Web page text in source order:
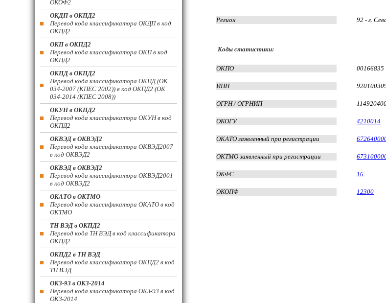
Регион 92 - г.
Коды статистики:
ОКПО 00166835
ИНН
ОГРН / ОГРНИП
ОКОГУ 4210014
ОКАТО заявленный при регистрации
ОКТМО заявленный при регистрации
ОКФС 16
ОКОПФ 12300
ОКОФ2
ОКДП в ОКПД2
Перевод кода классификатора ОКДП в код
ОКПД2
ОКП в ОКПД2
Перевод кода классификатора ОКП в код
ОКПД2
ОКПД в ОКПД2
Перевод кода классификатора ОКПД (ОК
034-2007 (КПЕС 2002)) в код ОКПД2 (ОК
034-2014 (КПЕС 2008))
ОКУН в ОКПД2
Перевод кода классификатора ОКУН в код
ОКПД2
ОКВЭД в ОКВЭД2
Перевод кода классификатора ОКВЭД2007
в код ОКВЭД2
ОКВЭД в ОКВЭД2
Перевод кода классификатора ОКВЭД2001
в код ОКВЭД2
ОКАТО в ОКТМО
Перевод кода классификатора ОКАТО в код
ОКТМО
ТН ВЭД в ОКПД2
Перевод кода ТН ВЭД в код классификатора
ОКПД2
ОКПД2 в ТН ВЭД
Перевод кода классификатора ОКПД2 в код
ТН ВЭД
ОКЗ-93 в ОКЗ-2014
Перевод кода классификатора ОКЗ-93 в код
ОКЗ-2014